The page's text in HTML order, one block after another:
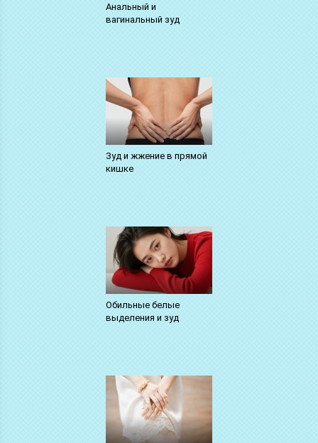
Анальный и
вагинальный зуд
Зуд и жжение в прямой
кишке
Обильные белые
выделения и зуд